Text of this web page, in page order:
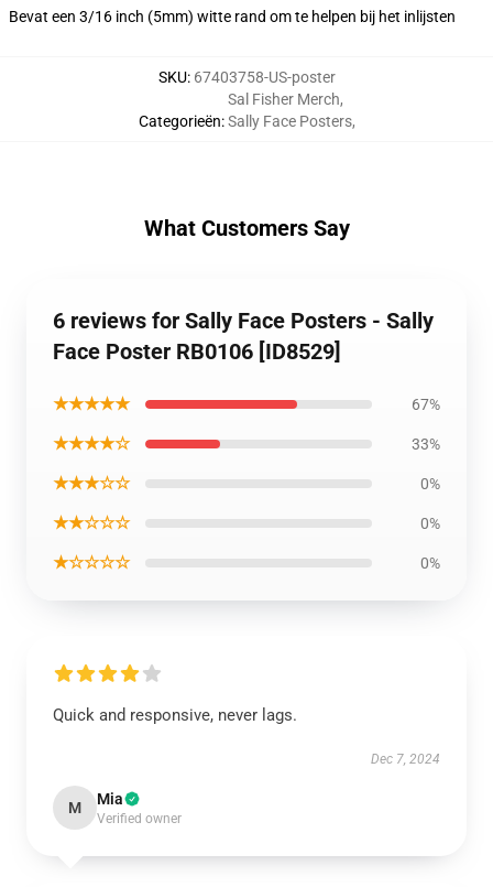
Bevat een 3/16 inch (5mm) witte rand om te helpen bij het inlijsten
SKU: 67403758-US-poster
Categorieën:
Sal Fisher Merch,
Sally Face Posters,
What Customers Say
6 reviews for Sally Face Posters - Sally
Face Poster RB0106 [ID8529]
★★★★★ 67%
★★★★☆ 33%
★★★☆☆ 0%
★★☆☆☆ 0%
★☆☆☆☆ 0%
Quick and responsive, never lags.
Dec 7, 2024
M Mia
Verified owner